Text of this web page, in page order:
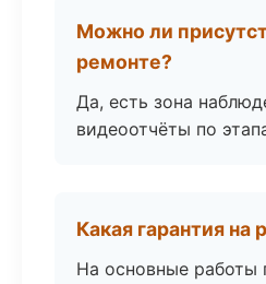
Можно ли
ремонте?
Да, есть зона
видеоотчёты по
Какая гарантия на
На основные работы